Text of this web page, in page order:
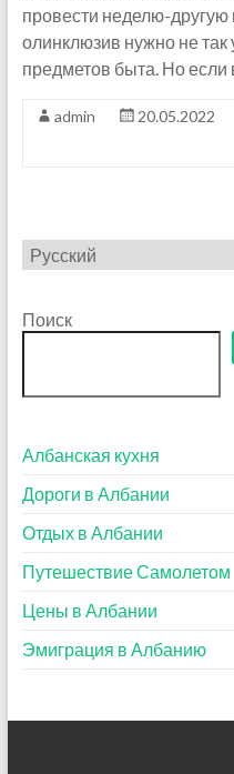
провести неделю-другую
олинклюзив нужно не
предметов быта. Но если
admin 20.05.2022
Выбрать
язык
Поиск
Албанская кухня
Дороги в Албании
Отдых в Албании
Путешествие Самолетом
Цены в Албании
Эмиграция в Албанию